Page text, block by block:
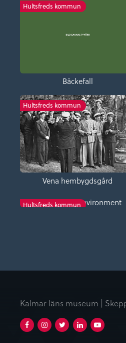
Hultsfreds kommun
Bäckefall
Hultsfreds kommun
Vena hembygdsgård
Hultsfreds kommun
Tveta church environment
Kalmar läns museum |
FacebookInstagram
TwitterLinkedin